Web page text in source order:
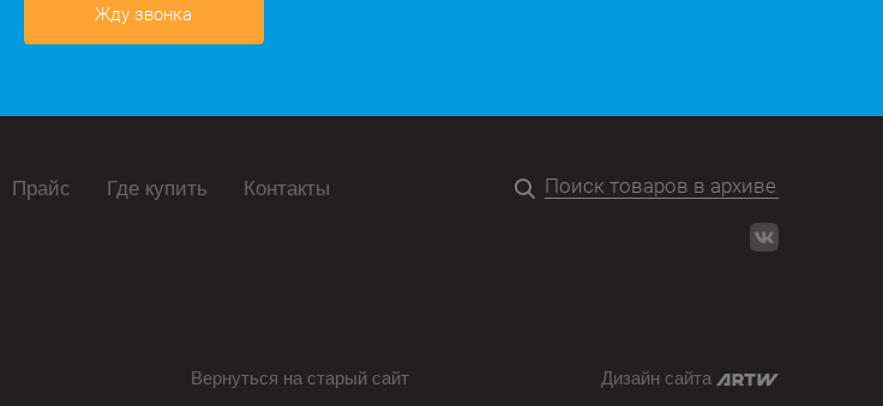
Жду звонка
Прайс Где купить Контакты
Вернуться на старый сайт Дизайн сайта